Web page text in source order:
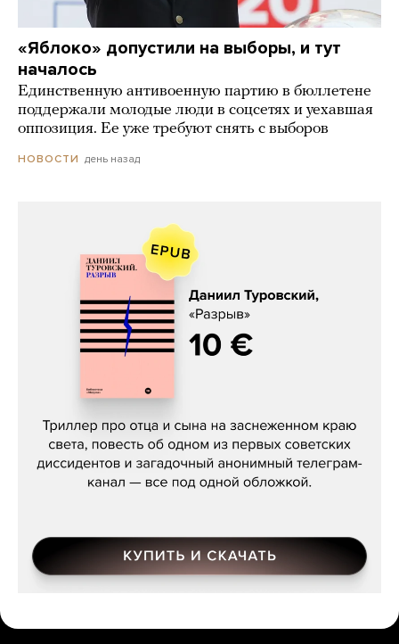
«Яблоко» допустили на выборы, и тут
началось
Единственную антивоенную партию в бюллетене
поддержали молодые люди в соцсетях и уехавшая
оппозиция. Ее уже требуют снять с выборов
НОВОСТИ день назад
Даниил Туровский, «Разрыв»